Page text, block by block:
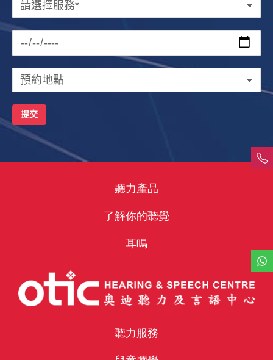
聽力產品
了解你的聽覺
耳鳴
聽力服務